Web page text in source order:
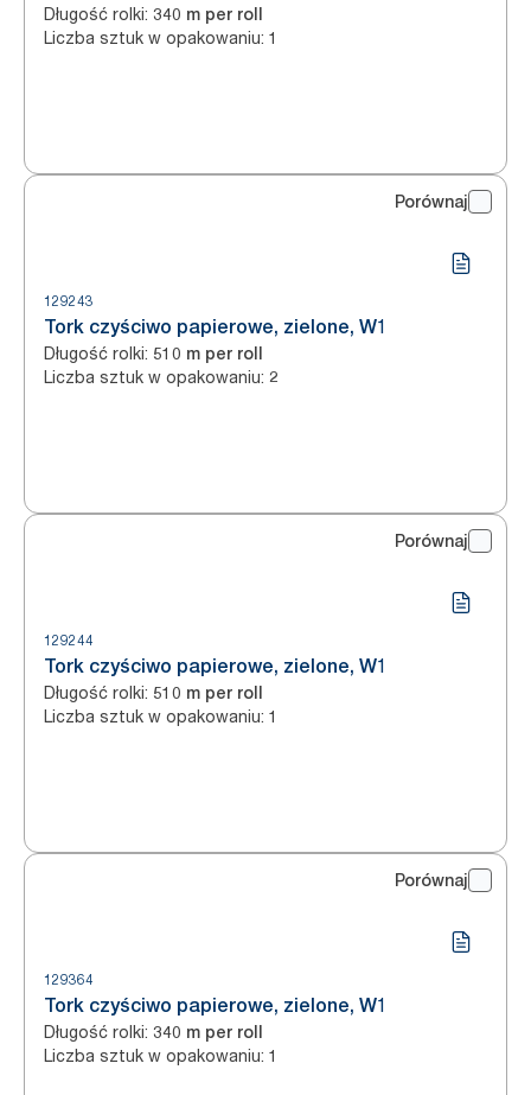
Długość rolki: 340 m per roll
Liczba sztuk w opakowaniu: 1
Porównaj
129243
Tork czyściwo papierowe, zielone, W1
Długość rolki: 510 m per roll
Liczba sztuk w opakowaniu: 2
Porównaj
129244
Tork czyściwo papierowe, zielone, W1
Długość rolki: 510 m per roll
Liczba sztuk w opakowaniu: 1
Porównaj
129364
Tork czyściwo papierowe, zielone, W1
Długość rolki: 340 m per roll
Liczba sztuk w opakowaniu: 1